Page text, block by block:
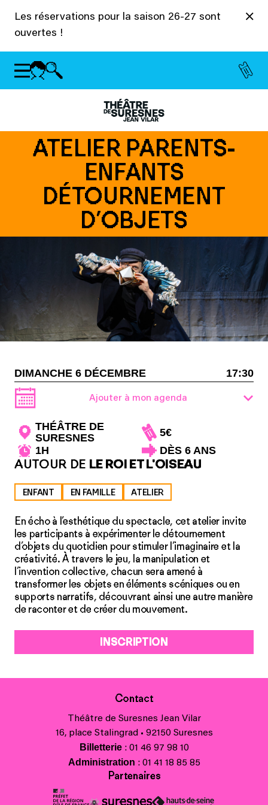
Les réservations pour la saison 26-27 sont
ouvertes !
ATELIER PARENTS-
ENFANTS
DÉTOURNEMENT
D’OBJETS
DIMANCHE 6 DÉCEMBRE 17:30
Ajouter à mon agenda
THÉÂTRE DE
SURESNES
5€
1H
DÈS 6 ANS
AUTOUR DE LE ROI ET L'OISEAU
ENFANT EN FAMILLE ATELIER
En écho à l’esthétique du spectacle, cet atelier invite
les participants à expérimenter le détournement
d’objets du quotidien pour stimuler l’imaginaire et la
créativité. À travers le jeu, la manipulation et
l’invention collective, chacun sera amené à
transformer les objets en éléments scéniques ou en
supports narratifs, découvrant ainsi une autre manière
de raconter et de créer du mouvement.
INSCRIPTION
Contact
Théâtre de Suresnes Jean Vilar
16, place Stalingrad • 92150 Suresnes
Billetterie: 01 46 97 98 10
Administration : 01 41 18 85 85
Partenaires